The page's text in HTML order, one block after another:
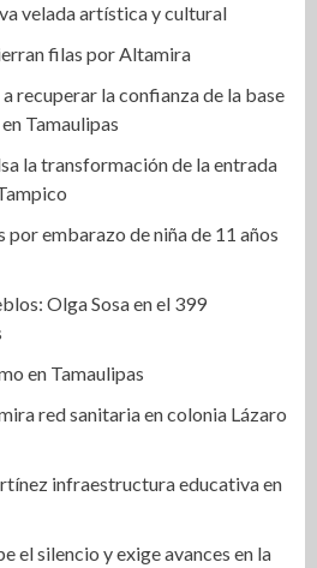
velada artística y cultural
filas por Altamira
recuperar la confianza de la base
Tamaulipas
la transformación de la entrada
embarazo de niña de 11 años
Olga Sosa en el 399
en Tamaulipas
red sanitaria en colonia Lázaro
infraestructura educativa en
el silencio y exige avances en la